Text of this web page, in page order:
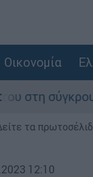
Οικονομία
τα
12:10